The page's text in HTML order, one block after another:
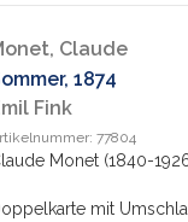
Claude
1874
Fink
77804
Monet (1840-
mit